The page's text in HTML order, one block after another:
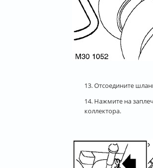
13. Отсоедините
14. Нажмите на
коллектора.